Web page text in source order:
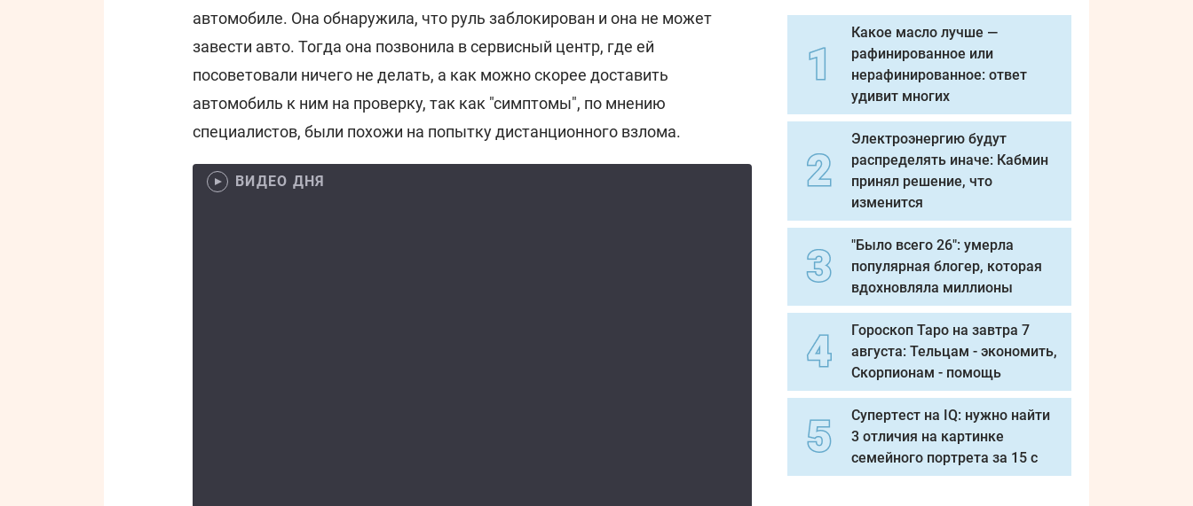
автомобиле. Она обнаружила, что руль заблокирован и она не может
завести авто. Тогда она позвонила в сервисный центр, где ей
посоветовали ничего не делать, а как можно скорее доставить
автомобиль к ним на проверку, так как "симптомы", по мнению
специалистов, были похожи на попытку дистанционного взлома.
ВИДЕО ДНЯ
Какое масло лучше —
рафинированное или
нерафинированное: ответ
удивит многих
Электроэнергию будут
распределять иначе: Кабмин
принял решение, что
изменится
"Было всего 26": умерла
популярная блогер, которая
вдохновляла миллионы
Гороскоп Таро на завтра 7
августа: Тельцам - экономить,
Скорпионам - помощь
Супертест на IQ: нужно найти
3 отличия на картинке
семейного портрета за 15 с